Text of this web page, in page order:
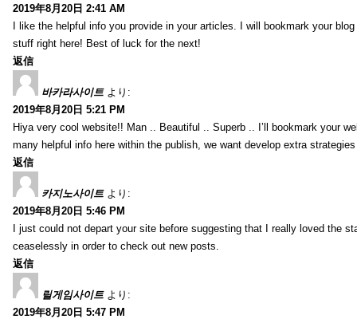
2019年8月20日 2:41 AM
I like the helpful info you provide in your articles. I will bookmark your
stuff right here! Best of luck for the next!
返信
바카라사이트 より:
2019年8月20日 5:21 PM
Hiya very cool website!! Man .. Beautiful .. Superb .. I’ll bookmark your
many helpful info here within the publish, we want develop extra
返信
카지노사이트 より:
2019年8月20日 5:46 PM
I just could not depart your site before suggesting that I really loved the
ceaselessly in order to check out new posts.
返信
릴게임사이트 より:
2019年8月20日 5:47 PM